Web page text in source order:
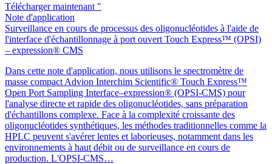
Télécharger maintenant "
Note d'application
Surveillance en cours de processus des oligonucléotides à l'aide de
l'interface d'échantillonnage à port ouvert Touch Express™ (OPSI)
– expression® CMS
Dans cette note d'application, nous utilisons le spectromètre de
masse compact Advion Interchim Scientific® Touch Express™
Open Port Sampling Interface–expression® (OPSI-CMS) pour
l'analyse directe et rapide des oligonucléotides, sans préparation
d'échantillons complexe. Face à la complexité croissante des
oligonucléotides synthétiques, les méthodes traditionnelles comme la
HPLC peuvent s'avérer lentes et laborieuses, notamment dans les
environnements à haut débit ou de surveillance en cours de
production. L'OPSI-CMS…